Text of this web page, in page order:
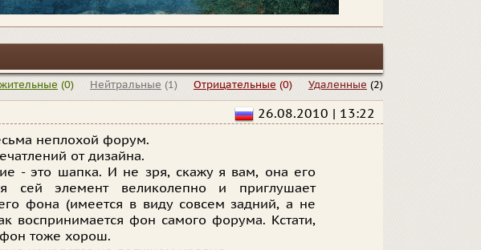
Удаленные (2)
Отрицательные (0)
Нейтральные (1)
(0)
26.08.2010 | 13:22
неплохой форум.
от дизайна.
- это шапка. И не зря, скажу я вам, она его
сей элемент великолепно и приглушает
фона (имеется в виду совсем задний, а не
воспринимается фон самого форума. Кстати,
фон тоже хорош.